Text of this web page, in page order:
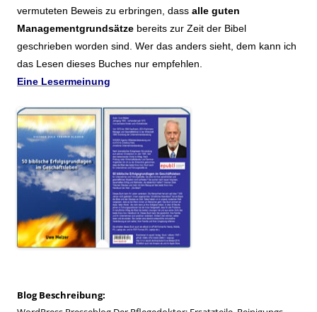
vermuteten Beweis zu erbringen, dass alle guten
Managementgrundsätze bereits zur Zeit der Bibel
geschrieben worden sind. Wer das anders sieht, dem kann ich
das Lesen dieses Buches nur empfehlen.
Eine Lesermeinung
Blog Beschreibung: